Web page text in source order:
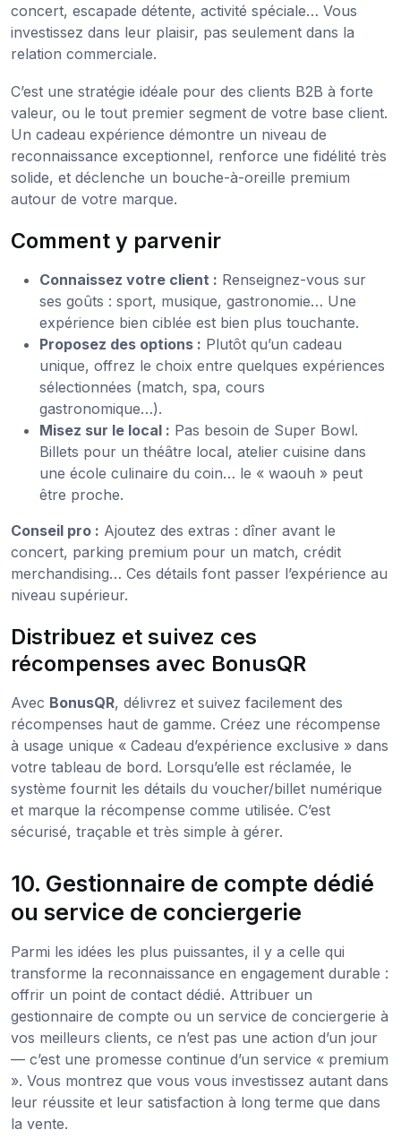
concert, escapade détente, activité spéciale… Vous
investissez dans leur plaisir, pas seulement dans la
relation commerciale.
C’est une stratégie idéale pour des clients B2B à forte
valeur, ou le tout premier segment de votre base client.
Un cadeau expérience démontre un niveau de
reconnaissance exceptionnel, renforce une fidélité très
solide, et déclenche un bouche-à-oreille premium
autour de votre marque.
Comment y parvenir
Connaissez votre client : Renseignez-vous sur
ses goûts : sport, musique, gastronomie… Une
expérience bien ciblée est bien plus touchante.
Proposez des options : Plutôt qu’un cadeau
unique, offrez le choix entre quelques expériences
sélectionnées (match, spa, cours
gastronomique…).
Misez sur le local : Pas besoin de Super Bowl.
Billets pour un théâtre local, atelier cuisine dans
une école culinaire du coin… le « waouh » peut
être proche.
Conseil pro : Ajoutez des extras : dîner avant le
concert, parking premium pour un match, crédit
merchandising… Ces détails font passer l’expérience au
niveau supérieur.
Distribuez et suivez ces
récompenses avec BonusQR
Avec BonusQR, délivrez et suivez facilement des
récompenses haut de gamme. Créez une récompense
à usage unique « Cadeau d’expérience exclusive » dans
votre tableau de bord. Lorsqu’elle est réclamée, le
système fournit les détails du voucher/billet numérique
et marque la récompense comme utilisée. C’est
sécurisé, traçable et très simple à gérer.
10. Gestionnaire de compte dédié
ou service de conciergerie
Parmi les idées les plus puissantes, il y a celle qui
transforme la reconnaissance en engagement durable :
offrir un point de contact dédié. Attribuer un
gestionnaire de compte ou un service de conciergerie à
vos meilleurs clients, ce n’est pas une action d’un jour
— c’est une promesse continue d’un service « premium
». Vous montrez que vous vous investissez autant dans
leur réussite et leur satisfaction à long terme que dans
la vente.